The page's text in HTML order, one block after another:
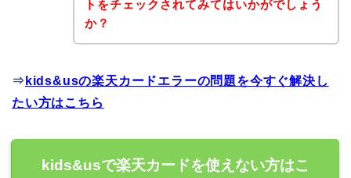
トをチェックされてみてはいかがでしょう
か？
⇒ kids&usの楽天カードエラーの問題を今すぐ解決し
たい方はこちら
kids&usで楽天カードを使えない方はこ